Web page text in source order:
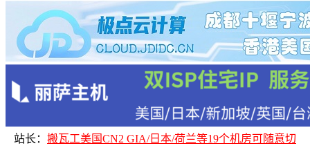
站长： 搬瓦工美国CN2 GIA/日本/荷兰等19个机房可随意切